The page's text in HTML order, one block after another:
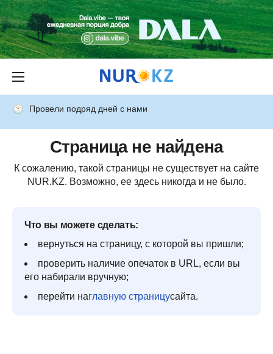
Провели подряд дней с нами
Страница не найдена
К сожалению, такой страницы не существует на сайте
NUR.KZ. Возможно, ее здесь никогда и не было.
Что вы можете сделать:
вернуться на страницу, с которой вы пришли;
проверить наличие опечаток в URL, если вы
его набирали вручную;
перейти наглавную страницусайта.